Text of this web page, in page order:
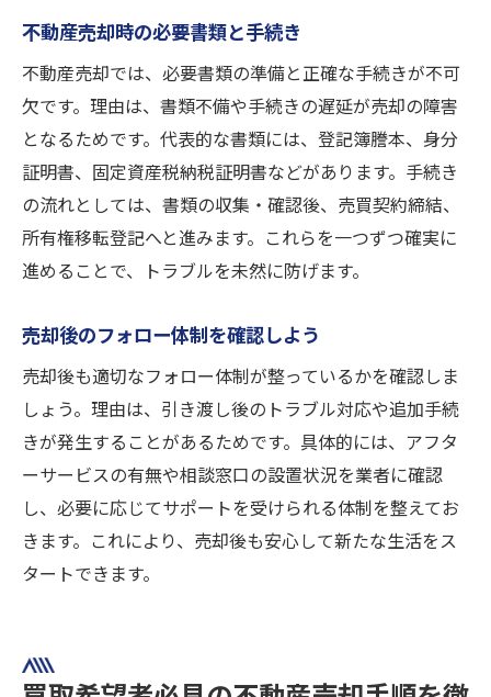
不動産売却時の必要書類と手続き
不動産売却では、必要書類の準備と正確な手続きが不可
欠です。理由は、書類不備や手続きの遅延が売却の障害
となるためです。代表的な書類には、登記簿謄本、身分
証明書、固定資産税納税証明書などがあります。手続き
の流れとしては、書類の収集・確認後、売買契約締結、
所有権移転登記へと進みます。これらを一つずつ確実に
進めることで、トラブルを未然に防げます。
売却後のフォロー体制を確認しよう
売却後も適切なフォロー体制が整っているかを確認しま
しょう。理由は、引き渡し後のトラブル対応や追加手続
きが発生することがあるためです。具体的には、アフタ
ーサービスの有無や相談窓口の設置状況を業者に確認
し、必要に応じてサポートを受けられる体制を整えてお
きます。これにより、売却後も安心して新たな生活をス
タートできます。